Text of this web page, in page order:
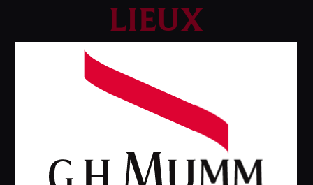
LIEUX
D’EXCEPTION
Le cadre idéal pour des événements
prestigieux, Mumm propose deux espaces
de réception exclusifs où vous pourrez
découvrir son patrimoine et profiter de son
hospitalité. La maison de champagne est en